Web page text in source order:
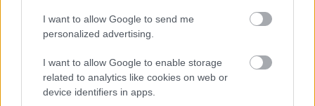
I want to allow Google to send me
personalized advertising.
I want to allow Google to enable storage
related to analytics like cookies on web or
device identifiers in apps.
Meccs Center